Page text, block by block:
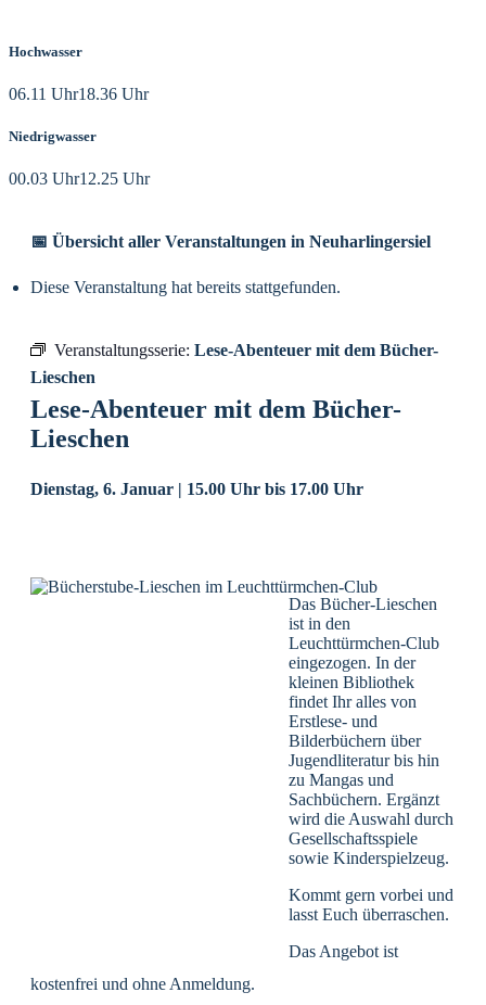
Hochwasser
06.11 Uhr18.36 Uhr
Niedrigwasser
00.03 Uhr12.25 Uhr
📅 Übersicht aller Veranstaltungen in Neuharlingersiel
Diese Veranstaltung hat bereits stattgefunden.
Veranstaltungsserie: Lese-Abenteuer mit dem Bücher-
Lieschen
Lese-Abenteuer mit dem Bücher-
Lieschen
Dienstag, 6. Januar | 15.00 Uhr bis 17.00 Uhr
Das Bücher-Lieschen
ist in den
Leuchttürmchen-Club
eingezogen. In der
kleinen Bibliothek
findet Ihr alles von
Erstlese- und
Bilderbüchern über
Jugendliteratur bis hin
zu Mangas und
Sachbüchern. Ergänzt
wird die Auswahl durch
Gesellschaftsspiele
sowie Kinderspielzeug.
Kommt gern vorbei und
lasst Euch überraschen.
Das Angebot ist
kostenfrei und ohne Anmeldung.